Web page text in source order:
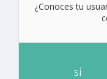
¿Conoces tu
SÍ